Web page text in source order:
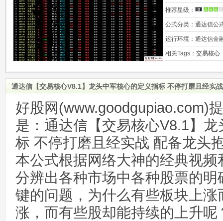
推荐星级：
公式分类： 通达信公
运行环境： 通达信金
相关Tags： 交易核心
通达信【交易核心V8.1】龙头中军核心的定义指标 不停打磨且经实
好股网(www.goodgupiao.com)
是：通达信【交易核心V8.1】
标 不停打磨且经实战 配备龙头
本公式根据网络大神的经典视
分辨出各种市场中各种股票的
键的问题，为什么有些板块上
涨，而有些股却能持续的上升